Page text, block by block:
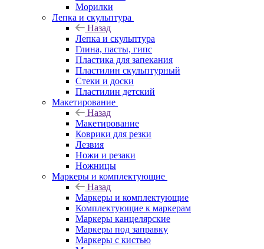
Морилки
Лепка и скульптура
Назад
Лепка и скульптура
Глина, пасты, гипс
Пластика для запекания
Пластилин скульптурный
Стеки и доски
Пластилин детский
Макетирование
Назад
Макетирование
Коврики для резки
Лезвия
Ножи и резаки
Ножницы
Маркеры и комплектующие
Назад
Маркеры и комплектующие
Комплектующие к маркерам
Маркеры канцелярские
Маркеры под заправку
Маркеры с кистью